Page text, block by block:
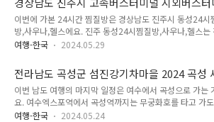
전철 타고 의정부로 돌아가는 ..
주도를 돌아다닐 거였기 때문이었어요. 이틀간 더운 날에
녀야 해서 꼴도 말이 아닐 거였고, 꼴이 말이 아닌 건 둘째
이렇게 돌아다니면 냉탕으로 가서 다리를 냉찜질해야 했어
리 냉찜질이 많이 걸어다니는 여행에서는 무엇보다도 강력
나로 갈 거라면 찜질방에서 자야 했어요. "제주도에 24시간
질방이 도두해수파크 말고 또 있을 건..
24시간 찜질방 동성24시찜질방,사우나,헬스
이번에 가본 24시간 찜질방은 경상남도 진주시 동성24시
방,사우나,헬스에요. 진주 동성24시찜질방,사우나,헬스는
고속버스터미널과 시외버스터미널 사이에 있어요. 동성24
있는 거리에 위치해 있고, 여기 외에는 고속버스터미널, 시
스터미널 근처에 24시간 찜질방이 없어요. 제주도 여행을
로 했어요. 제주도 여행을 가기 위해 먼저 김포-제주 항공
주-김포 항공권을 검색해봤어요. "뭐야? 싼 게 하나도 없네
가 여행 가려는 날과 돌아오려는 날에 김포-제주 항공권과
여행-한국 2024.05.29
전라남도 곡성군 섬진강기차마을 2024 곡성
장미 축제
이번 남도 여행의 마지막 일정은 여수에서 곡성으로 가는
요. 여수엑스포역에서 곡성역까지는 무궁화호를 타고 가
간이 채 안 걸려요. 그렇기 때문에 아침 일찍 여수에서 출발
여행-한국 2024.05.24